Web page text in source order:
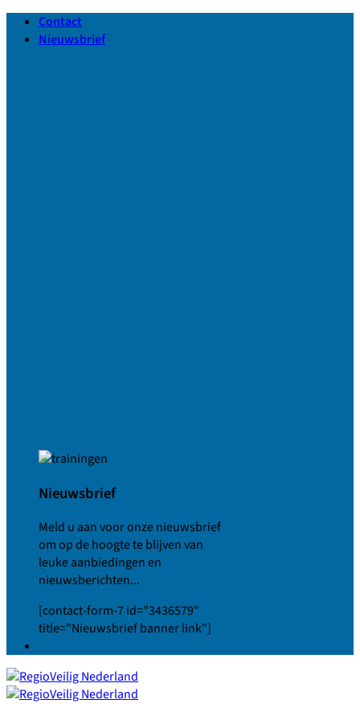
naar
Contact
Nieuwsbrief
Nieuwsbrief
Meld u aan voor onze nieuwsbrief
om op de hoogte te blijven van
leuke aanbiedingen en
nieuwsberichten...
[contact-form-7 id="3436579"
title="Nieuwsbrief banner link"]